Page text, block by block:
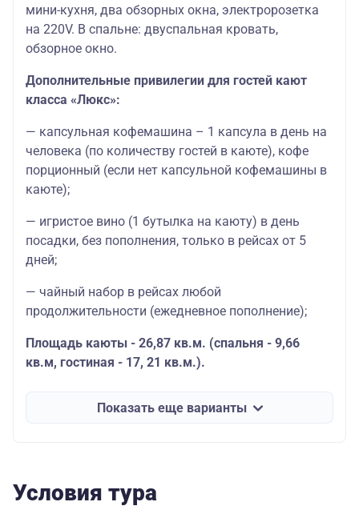
мини-кухня, два обзорных окна, электророзетка
на 220V. В спальне: двуспальная кровать,
обзорное окно.
Дополнительные привилегии для гостей кают
класса «Люкс»:
— капсульная кофемашина – 1 капсула в день на
человека (по количеству гостей в каюте), кофе
порционный (если нет капсульной кофемашины в
каюте);
— игристое вино (1 бутылка на каюту) в день
посадки, без пополнения, только в рейсах от 5
дней;
— чайный набор в рейсах любой
продолжительности (ежедневное пополнение);
Площадь каюты - 26,87 кв.м. (спальня - 9,66
кв.м, гостиная - 17, 21 кв.м.).
Показать еще варианты
Условия тура